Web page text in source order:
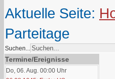
Aktuelle Seite:
Parteitage
Suchen...
Termine/Ereignisse
Do, 06. Aug. 00:00 Uhr